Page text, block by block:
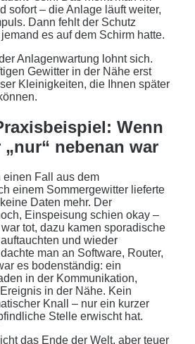
sofort – die Anlage läuft weiter,
Dann fehlt der Schutz
es auf dem Schirm hatte.
Anlagenwartung lohnt sich.
Gewitter in der Nähe erst
Kleinigkeiten, die Ihnen später
Wenn
nebenan war
einen Fall aus dem
einem Sommergewitter lieferte
Daten mehr. Der
Einspeisung schien okay –
tot, dazu kamen sporadische
und wieder
man an Software, Router,
es bodenständig: ein
in der Kommunikation,
in der Nähe. Kein
Knall – nur ein kurzer
Stelle erwischt hat.
das Ende der Welt, aber teuer